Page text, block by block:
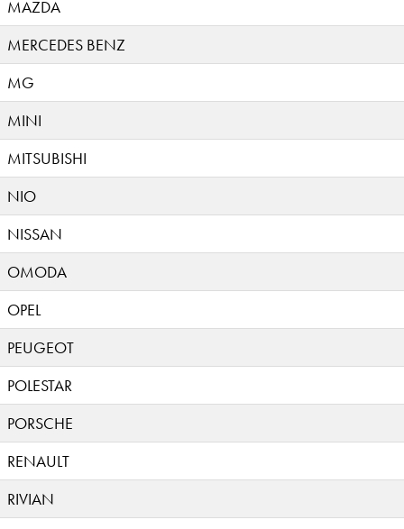
MAZDA
MERCEDES BENZ
MG
MINI
MITSUBISHI
NIO
NISSAN
OMODA
OPEL
PEUGEOT
POLESTAR
PORSCHE
RENAULT
RIVIAN